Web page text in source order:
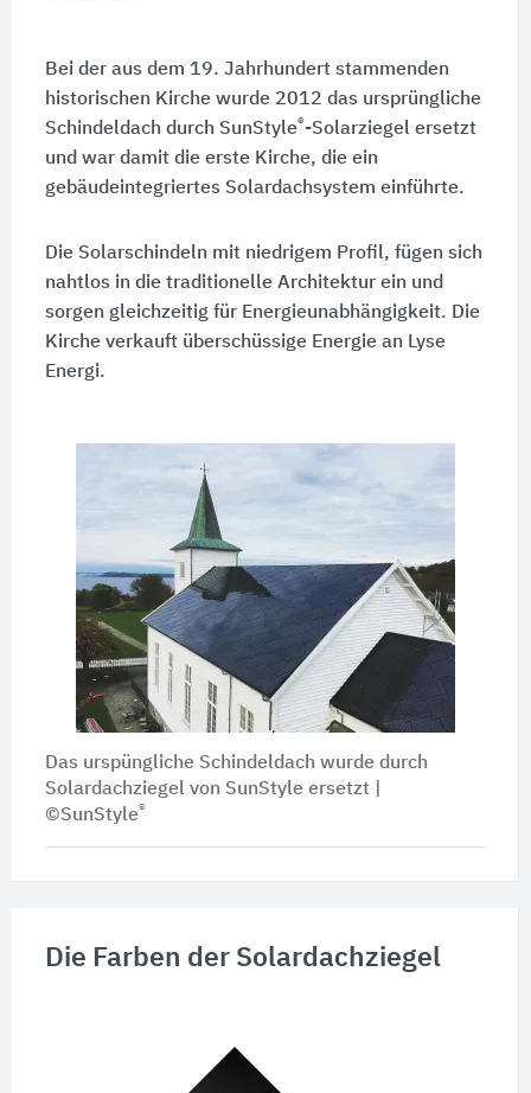
Bei der aus dem 19. Jahrhundert stammenden
historischen Kirche wurde 2012 das ursprüngliche
Schindeldach durch SunStyle®-Solarziegel ersetzt
und war damit die erste Kirche, die ein
gebäudeintegriertes Solardachsystem einführte.
Die Solarschindeln mit niedrigem Profil, fügen sich
nahtlos in die traditionelle Architektur ein und
sorgen gleichzeitig für Energieunabhängigkeit. Die
Kirche verkauft überschüssige Energie an Lyse
Energi.
Das urspüngliche Schindeldach wurde durch
Solardachziegel von SunStyle ersetzt |
©SunStyle®
Die Farben der Solardachziegel